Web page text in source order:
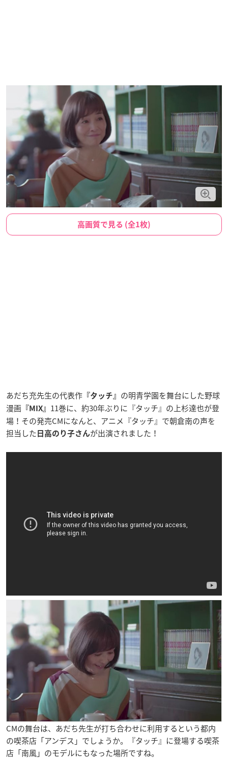
高画質で見る (全1枚)
あだち充先生の代表作 『タッチ』 の明青学園を舞台にした野球
漫画 『MIX』 11巻に、約30年ぶりに『タッチ』の上杉達也が登
場！その発売CMになんと、アニメ『タッチ』で朝倉南の声を
担当した 日高のり子さんが出演されました！
CMの舞台は、あだち先生が打ち合わせに利用するという都内
の喫茶店「アンデス」でしょうか。『タッチ』に登場する喫茶
店「南風」のモデルにもなった場所ですね。